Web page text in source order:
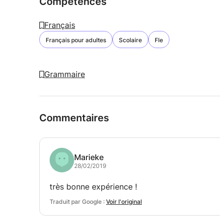
Français
Français pour adultes Scolaire Fle
Grammaire
Commentaires
Marieke
28/02/2019
très bonne expérience !
Traduit par Google : Voir l'original